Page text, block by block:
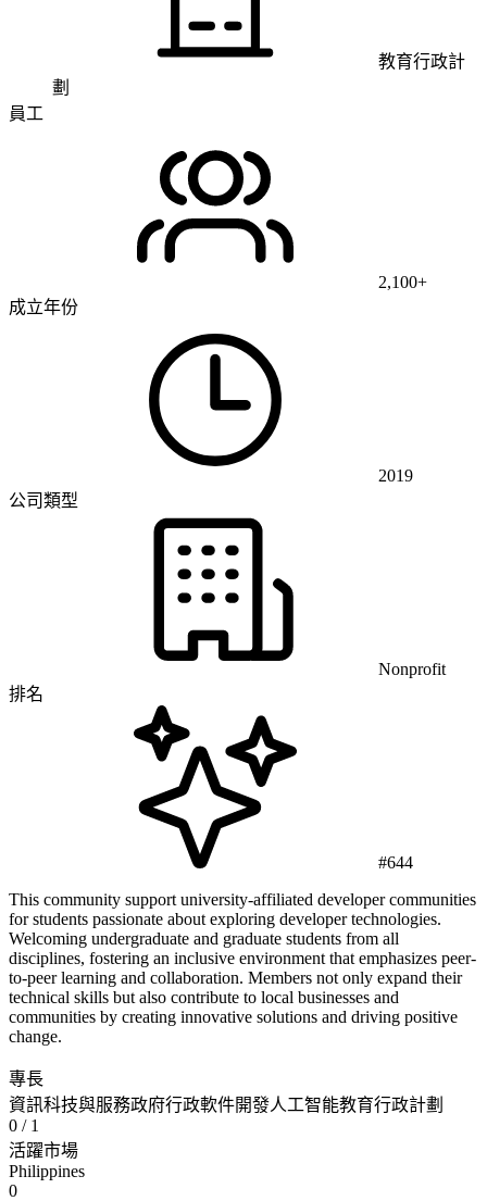
教育行政計
劃
員工
2,100+
成立年份
2019
公司類型
Nonprofit
排名
#644
This community support university-affiliated developer communities
for students passionate about exploring developer technologies.
Welcoming undergraduate and graduate students from all
disciplines, fostering an inclusive environment that emphasizes peer-
to-peer learning and collaboration. Members not only expand their
technical skills but also contribute to local businesses and
communities by creating innovative solutions and driving positive
change.
專長
資訊科技與服務政府行政軟件開發人工智能教育行政計劃
0 / 1
活躍市場
Philippines
0